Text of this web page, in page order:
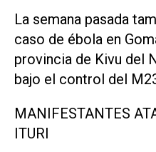
La semana ‌pasada
caso de ébola en
provincia de Kivu del
bajo el control del
MANIFESTANTES
ITURI